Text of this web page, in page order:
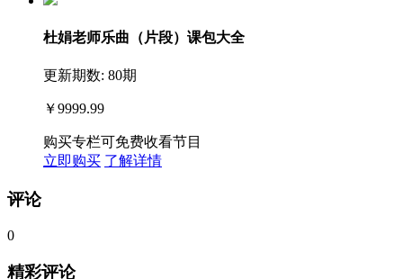
杜娟老师乐曲（片段）课包大全
更新期数: 80期
￥9999.99
购买专栏可免费收看节目
立即购买 了解详情
评论
0
精彩评论